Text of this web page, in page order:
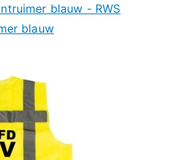
blauw - RWS
blauw